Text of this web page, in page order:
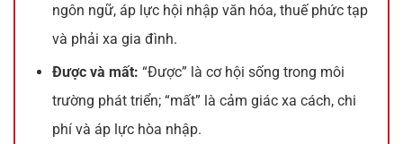
ngôn ngữ, áp lực hội nhập văn hóa, thuế phức tạp
và phải xa gia đình.
Được và mất: “Được” là cơ hội sống trong môi
trường phát triển; “mất” là cảm giác xa cách, chi
phí và áp lực hòa nhập.